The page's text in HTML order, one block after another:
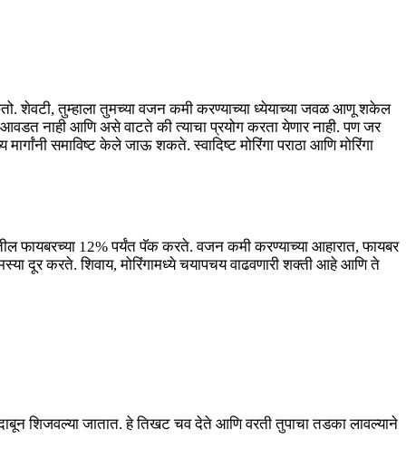
शेवटी, तुम्हाला तुमच्या वजन कमी करण्याच्या ध्येयाच्या जवळ आणू शकेल
आवडत नाही आणि असे वाटते की त्याचा प्रयोग करता येणार नाही. पण जर
समाविष्ट केले जाऊ शकते. स्वादिष्ट मोरिंगा पराठा आणि मोरिंगा
फायबरच्या 12% पर्यंत पॅक करते. वजन कमी करण्याच्या आहारात, फायबर
करते. शिवाय, मोरिंगामध्ये चयापचय वाढवणारी शक्ती आहे आणि ते
शिजवल्या जातात. हे तिखट चव देते आणि वरती तुपाचा तडका लावल्याने